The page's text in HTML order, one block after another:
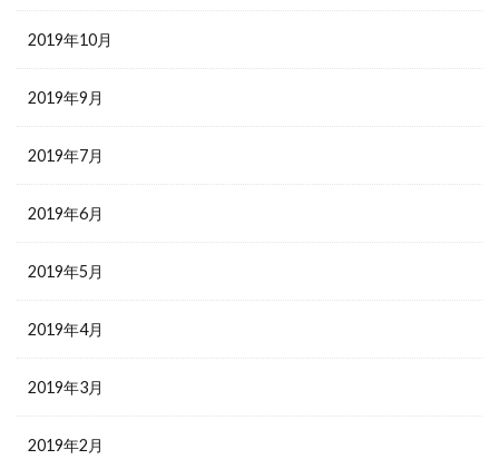
2019年10月
2019年9月
2019年7月
2019年6月
2019年5月
2019年4月
2019年3月
2019年2月